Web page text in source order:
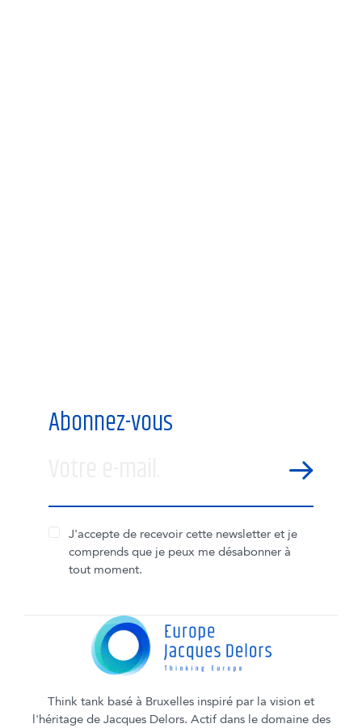
Abonnez-vous
SEND
J'accepte de recevoir cette newsletter et je
comprends que je peux me désabonner à
tout moment.
Think tank basé à Bruxelles inspiré par la vision et
l'héritage de Jacques Delors. Actif dans le domaine des